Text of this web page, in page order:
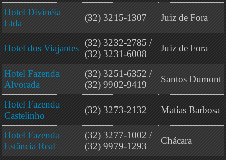
Hotel Divinéia
Ltda
(32) 3215-1307 Juiz de Fora
Hotel dos Viajantes
(32) 3232-2785 /
(32) 3231-6008
Juiz de Fora
Hotel Fazenda
Alvorada
(32) 3251-6352 /
(32) 9902-9419
Santos Dumont
Hotel Fazenda
Castelinho
(32) 3273-2132 Matias Barbosa
Hotel Fazenda
Estância Real
(32) 3277-1002 /
(32) 9979-1293
Chácara